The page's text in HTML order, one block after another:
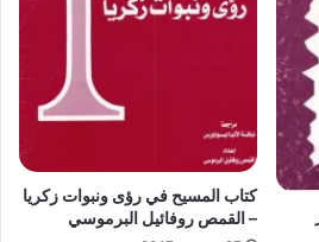
كتاب المسيح في رؤى ونبوات زكريا
– القمص روفائيل البرموسي